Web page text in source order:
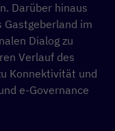
Darüber hinaus
Gastgeberland im
Dialog zu
Verlauf des
Konnektivität und
e-Governance